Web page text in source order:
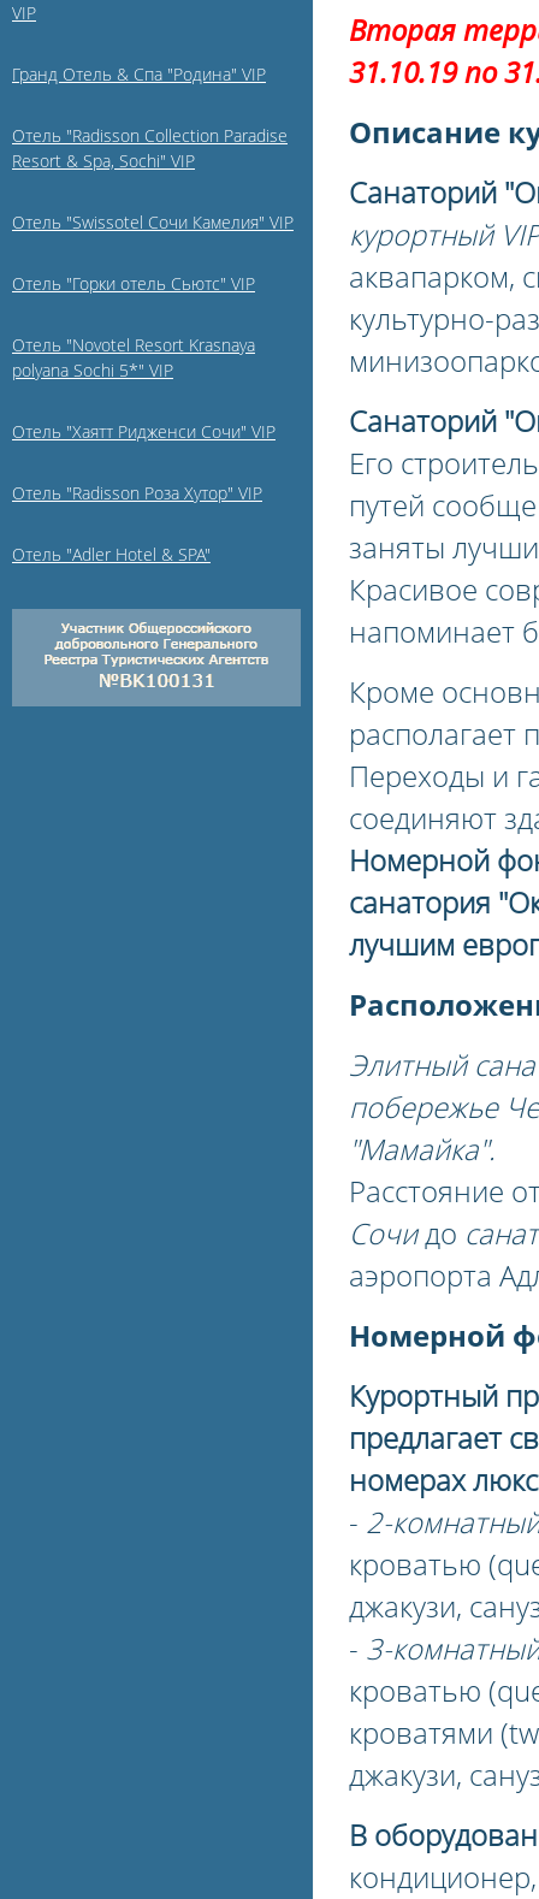
VIP
Гранд Отель & Спа "Родина" VIP
Отель "Radisson Collection Paradise
Resort & Spa, Sochi" VIP
Отель "Swissotel Сочи Камелия" VIP
Отель "Горки отель Сьютс" VIP
Отель "Novotel Resort Krasnaya
polyana Sochi 5*" VIP
Отель "Хаятт Ридженси Сочи" VIP
Отель "Radisson Роза Хутор" VIP
Отель "Adler Hotel & SPA"
Вторая
31.10.19 по
Описание
Санаторий
курортный
аквапарком,
культурно-
Санаторий
Его
путей
заняты
Красивое
напоминает
Кроме
располагает
Переходы и
соединяют
Номерной
санатория
лучшим
Элитный
побережье
"Мамайка".
Расстояние
Сочидо
аэропорта
Номерной
Курортный
предлагает
номерах
- 2-
кроватью
джакузи,
- 3-
кроватью
кроватями
джакузи,
В